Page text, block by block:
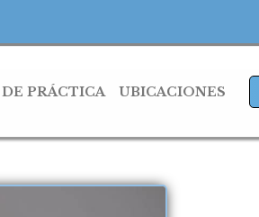
DE PRÁCTICA UBICACIONES